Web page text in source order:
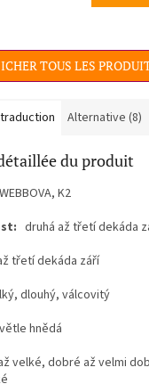
TOUS LES
Alternative (8)
du produit
K2
druhá až třetí dekáda
třetí dekáda září
dlouhý, válcovitý
hnědá
velké, dobré až velmi